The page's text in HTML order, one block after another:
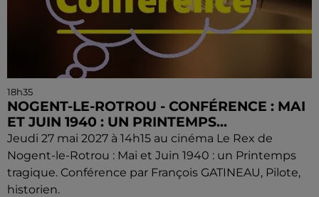
18h35
NOGENT-LE-ROTROU - CONFÉRENCE : MAI
ET JUIN 1940 : UN PRINTEMPS...
Jeudi 27 mai 2027 à 14h15 au cinéma Le Rex de
Nogent-le-Rotrou : Mai et Juin 1940 : un Printemps
tragique. Conférence par François GATINEAU, Pilote,
historien.